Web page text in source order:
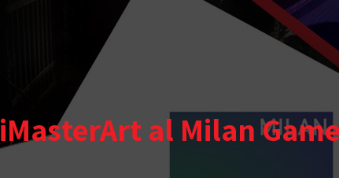
iMasterArt al Milan